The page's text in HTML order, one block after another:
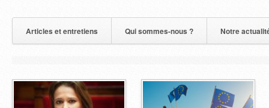
Articles et entretiens Qui sommes-nous ? Notre